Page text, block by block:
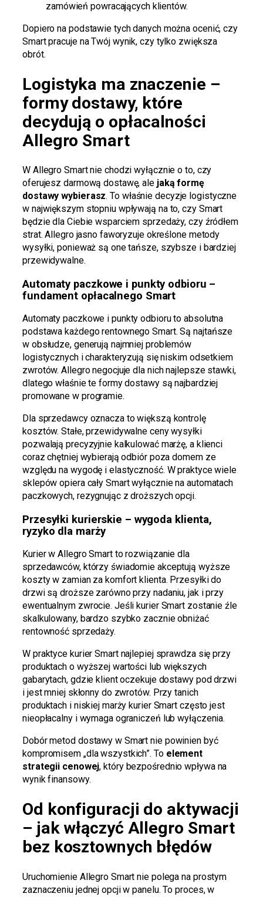
zamówień powracających klientów.
Dopiero na podstawie tych danych można ocenić, czy
Smart pracuje na Twój wynik, czy tylko zwiększa
obrót.
Logistyka ma znaczenie –
formy dostawy, które
decydują o opłacalności
Allegro Smart
W Allegro Smart nie chodzi wyłącznie o to, czy
oferujesz darmową dostawę, ale jaką formę
dostawy wybierasz. To właśnie decyzje logistyczne
w największym stopniu wpływają na to, czy Smart
będzie dla Ciebie wsparciem sprzedaży, czy źródłem
strat. Allegro jasno faworyzuje określone metody
wysyłki, ponieważ są one tańsze, szybsze i bardziej
przewidywalne.
Automaty paczkowe i punkty odbioru –
fundament opłacalnego Smart
Automaty paczkowe i punkty odbioru to absolutna
podstawa każdego rentownego Smart. Są najtańsze
w obsłudze, generują najmniej problemów
logistycznych i charakteryzują się niskim odsetkiem
zwrotów. Allegro negocjuje dla nich najlepsze stawki,
dlatego właśnie te formy dostawy są najbardziej
promowane w programie.
Dla sprzedawcy oznacza to większą kontrolę
kosztów. Stałe, przewidywalne ceny wysyłki
pozwalają precyzyjnie kalkulować marżę, a klienci
coraz chętniej wybierają odbiór poza domem ze
względu na wygodę i elastyczność. W praktyce wiele
sklepów opiera cały Smart wyłącznie na automatach
paczkowych, rezygnując z droższych opcji.
Przesyłki kurierskie – wygoda klienta,
ryzyko dla marży
Kurier w Allegro Smart to rozwiązanie dla
sprzedawców, którzy świadomie akceptują wyższe
koszty w zamian za komfort klienta. Przesyłki do
drzwi są droższe zarówno przy nadaniu, jak i przy
ewentualnym zwrocie. Jeśli kurier Smart zostanie źle
skalkulowany, bardzo szybko zacznie obniżać
rentowność sprzedaży.
W praktyce kurier Smart najlepiej sprawdza się przy
produktach o wyższej wartości lub większych
gabarytach, gdzie klient oczekuje dostawy pod drzwi
i jest mniej skłonny do zwrotów. Przy tanich
produktach i niskiej marży kurier Smart często jest
nieopłacalny i wymaga ograniczeń lub wyłączenia.
Dobór metod dostawy w Smart nie powinien być
kompromisem „dla wszystkich”. To element
strategii cenowej, który bezpośrednio wpływa na
wynik finansowy.
Od konfiguracji do aktywacji
– jak włączyć Allegro Smart
bez kosztownych błędów
Uruchomienie Allegro Smart nie polega na prostym
zaznaczeniu jednej opcji w panelu. To proces, w